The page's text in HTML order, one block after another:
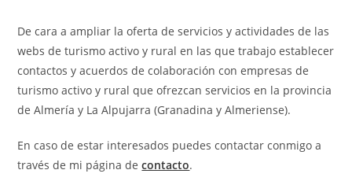
De cara a ampliar la oferta de servicios y actividades de las
webs de turismo activo y rural en las que trabajo establecer
contactos y acuerdos de colaboración con empresas de
turismo activo y rural que ofrezcan servicios en la provincia
de Almería y La Alpujarra (Granadina y Almeriense).
En caso de estar interesados puedes contactar conmigo a
través de mi página decontacto.